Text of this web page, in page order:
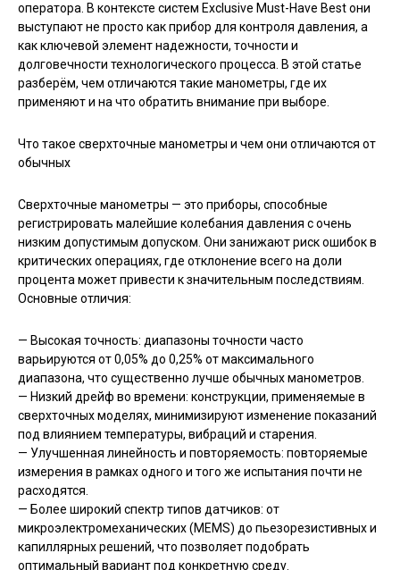
оператора. В контексте систем Exclusive Must-Have Best они
выступают не просто как прибор для контроля давления, а
как ключевой элемент надежности, точности и
долговечности технологического процесса. В этой статье
разберём, чем отличаются такие манометры, где их
применяют и на что обратить внимание при выборе.
Что такое сверхточные манометры и чем они отличаются от
обычных
Сверхточные манометры — это приборы, способные
регистрировать малейшие колебания давления с очень
низким допустимым допуском. Они занижают риск ошибок в
критических операциях, где отклонение всего на доли
процента может привести к значительным последствиям.
Основные отличия:
— Высокая точность: диапазоны точности часто
варьируются от 0,05% до 0,25% от максимального
диапазона, что существенно лучше обычных манометров.
— Низкий дрейф во времени: конструкции, применяемые в
сверхточных моделях, минимизируют изменение показаний
под влиянием температуры, вибраций и старения.
— Улучшенная линейность и повторяемость: повторяемые
измерения в рамках одного и того же испытания почти не
расходятся.
— Более широкий спектр типов датчиков: от
микроэлектромеханических (MEMS) до пьезорезистивных и
капиллярных решений, что позволяет подобрать
оптимальный вариант под конкретную среду.